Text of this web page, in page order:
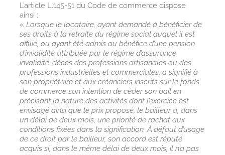
L’article L.145-51 du Code de commerce dispose
ainsi :
« Lorsque le locataire, ayant demandé à bénéficier de
ses droits à la retraite du régime social auquel il est
affilié, ou ayant été admis au bénéfice d’une pension
d’invalidité attribuée par le régime d’assurance
invalidité-décès des professions artisanales ou des
professions industrielles et commerciales, a signifié à
son propriétaire et aux créanciers inscrits sur le fonds
de commerce son intention de céder son bail en
précisant la nature des activités dont l’exercice est
envisagé ainsi que le prix proposé, le bailleur a, dans
un délai de deux mois, une priorité de rachat aux
conditions fixées dans la signification. À défaut d’usage
de ce droit par le bailleur, son accord est réputé
acquis si, dans le même délai de deux mois, il n’a pas